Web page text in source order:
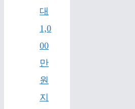
대
1,0
00
만
원
지